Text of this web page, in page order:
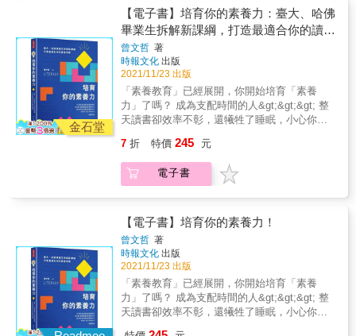
博士、陽明國中歷史教師 吳宜蓉
群；也有課業之外的高中生活分享，像是對社
會議題的關心、高中社團及青春的悸動……除
了學生這個身分，高中生也是正在學習生活的
青少年。●魔王關：面對高中最大的魔王關卡
──考大學，詳細介紹大學升學的考試及多元入
學管道，如特殊選才、學科能力測驗、個人申
請、繁星推薦、分科測驗等等；面對大學申請
的問題，如大學面試、撰寫書審資料的秘訣及
如何選填大學志願等，學長姐都毫不藏私地分
享。●恭喜通關！迎接下一個遊戲：升大學的暑
假要如何安排、大學讀書經驗與課外活動分
享，安心期待下一個挑戰。【專文推薦】高孟
琳 全國高級中等學校教育產業工會理事長陳勇
國立政治大學心理學博士
惑、真正需要什麼樣的引導。雖然這是一本為
高中職生所寫的書，但也同樣適合家長與老師
閱讀，可以透過本書更好地了解學生的需求。
此書不只是工具書，亦是一本體現當代高中生
對教育制度理解的書。期待本書能夠鼓勵更多
學生將自己獨一無二的學習經驗分享出來，臺
灣的教育與學習環境可以在不斷的交流與傳承
中，得到更多啟發與成長。●遊戲開始：上高中
制、新課綱等等，準備進入多彩多姿的高中生
到的十大關卡，並提供破關秘訣。除了學習相
關的秘訣，像是讀書方法及技巧、如何製作學
習歷程檔案、如何找到自己的志向、選擇班
群；也有課業之外的高中生活分享，像是對社
會議題的關心、高中社團及青春的悸動……除
了學生這個身分，高中生也是正在學習生活的
青少年。●魔王關：面對高中最大的魔王關卡
──考大學，詳細介紹大學升學的考試及多元入
學管道，如特殊選才、學科能力測驗、個人申
請、繁星推薦、分科測驗等等；面對大學申請
的問題，如大學面試、撰寫書審資料的秘訣及
如何選填大學志願等，學長姐都毫不藏私地分
社居然能提升室內設計的能力？· 攝影培養出的
觀察力能與獸醫有所連結？· 美術的型態美學竟
是牙醫系的專業能力？學測考完後，要如何順
利的完成檔案、如期上傳、被心儀的大學所錄
取？只要按部就班規劃，製作學習歷程檔案其
實可以很簡單。∥ 不曉得什麼科系有興趣？試
試十六型人格測驗找出你的本命剛進高中時可
能還處於懵懵懂懂的青澀階段，還不知道自己
的興趣在哪，也不清楚將來想要念什麼科系？
本書的簡易版十六型人格測驗將協助你配對成
帶你理解各大學群所需的特質，從高一就發現
天賦所在，找到最適合自己的生涯「本命」。∥
下筆沒靈感窮發呆？大量圖表與撰寫技巧不藏
內容時，學習歷程的開頭總是寫不出來，連帶
後面的個人精華直接難產，坐在書桌前一小時
連個字都沒有，天啊！到底該怎麼寫才好？
《學習歷程檔案一點通》將帶領你學習撰寫檔
案的邏輯，同時搭配大量的生動圖表與案例摹
寫，馬上就能抓住撰寫技巧，突破你的撰寫盲
點，讓大學教授眼睛為之一亮！∥ 各種系所要
金石堂
【電子書】培育你的素養力：臺大、哈佛
畢業生拆解新課綱，打造最適合你的讀書
攻略
曾文哲 著
時報文化 出版
2021/11/23 出版
「素養教育」已經展開，你開始培育「素養
力」了嗎？ 成為支配時間的人&gt;&gt;&gt; 整
天讀書卻效率不彰，還犧牲了睡眠，小心你已
你的讀書計畫，區分出哪些才是真正重要且急
迫的事，懂得時間管理，先成功一半！ 記憶力
強化之術&gt;&gt;&gt; 死背硬讀難以活用，記
用「3點總結法」，加強學習重點，只要用對方
法，讀書效率就能激增！ 閱讀寫作技巧培養皿
&gt;&gt;&gt; 學習「深度閱讀法」，練習一邊
閱讀、一邊思考，教你正確做標記，更快抓住
重點；寫作先從練習口語表達開始，培養課外
書閱讀習慣，提高閱讀速度與經驗！閱讀寫作
力提升，才是掌握大考的關鍵！ 一手掌握大考
脈動&gt;&gt;&gt; 根據自己的性格，制定最適
7 折 特價 245 元
電子書
【電子書】培育你的素養力！
曾文哲 著
時報文化 出版
2021/11/23 出版
「素養教育」已經展開，你開始培育「素養
力」了嗎？ 成為支配時間的人&gt;&gt;&gt; 整
天讀書卻效率不彰，還犧牲了睡眠，小心你已